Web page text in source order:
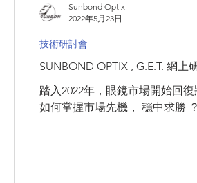
SUNBOND OPTIX , G.E.T. 網上
踏入2022年，眼鏡市場開始回
技術研討會
Sunbond Optix
2022年5月23日